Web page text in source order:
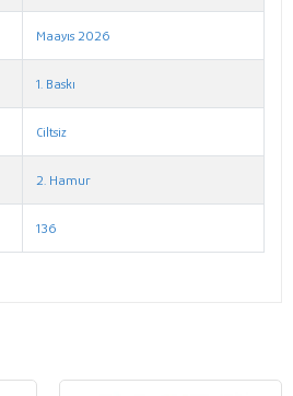
Maayıs 2026
1. Baskı
Ciltsiz
2. Hamur
136